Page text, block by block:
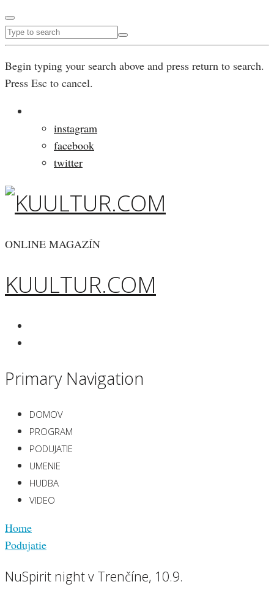
Begin typing your search above and press return to search.
Press Esc to cancel.
instagram
facebook
twitter
ONLINE MAGAZÍN
KUULTUR.COM
Primary Navigation
DOMOV
PROGRAM
PODUJATIE
UMENIE
HUDBA
VIDEO
Home
Podujatie
NuSpirit night v Trenčíne, 10.9.